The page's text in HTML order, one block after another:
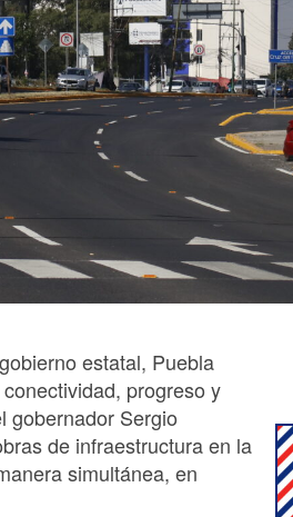
estatal, Puebla
progreso y
gobernador Sergio
de infraestructura en la
simultánea, en